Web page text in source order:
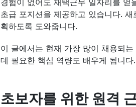
경험이 없어도 재택근무 일자리를
초급 포지션을 제공하고 있습니다.
획하도록 도와줍니다.
이 글에서는 현재 가장 많이 채용되
데 필요한 핵심 역량도 배우게 됩니다.
초보자를 위한 원격